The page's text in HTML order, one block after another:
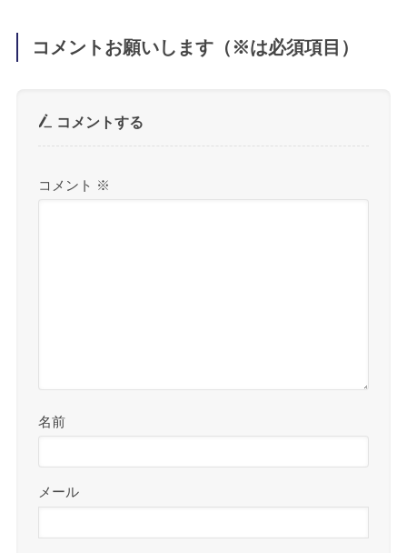
コメントお願いします（※は必須項目）
コメントする
コメント ※
名前
メール